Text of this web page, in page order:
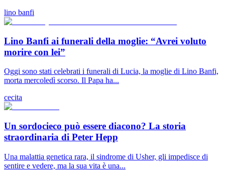
lino banfi
Lino Banfi ai funerali della moglie: “Avrei voluto
morire con lei”
Oggi sono stati celebrati i funerali di Lucia, la moglie di Lino Banfi,
morta mercoledì scorso. Il Papa ha...
cecita
Un sordocieco può essere diacono? La storia
straordinaria di Peter Hepp
Una malattia genetica rara, il sindrome di Usher, gli impedisce di
sentire e vedere, ma la sua vita è una...